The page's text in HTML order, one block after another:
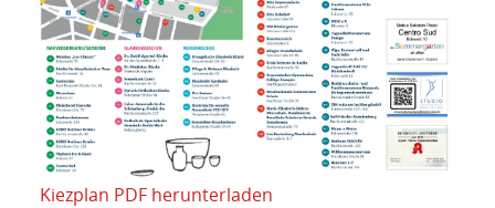
Kiezplan PDF herunterladen